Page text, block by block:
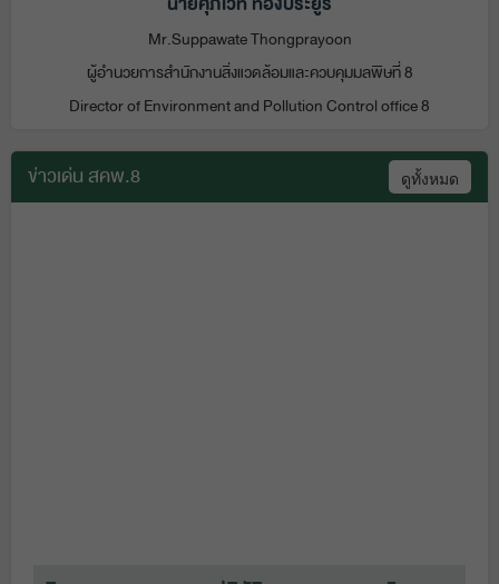
Mr.Suppawate Thongprayoon
ผู้อำนวยการสำนักงานสิ่งแวดล้อมและควบคุมมลพิษที่ 8
Director of Environment and Pollution Control office 8
ข่าวเด่น สคพ.8 ดูทั้งหมด